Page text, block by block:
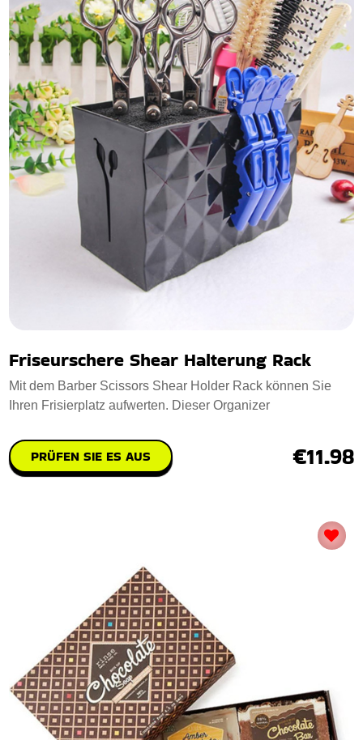
Friseurschere Shear Halterung Rack
Mit dem Barber Scissors Shear Holder Rack können Sie
Ihren Frisierplatz aufwerten. Dieser Organizer
PRÜFEN SIE ES AUS €11.98